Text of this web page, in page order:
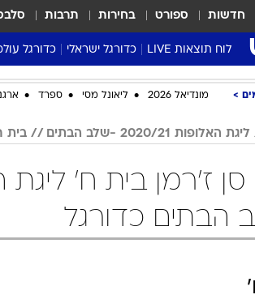
חדשות ספורט בחירות תרבות
לוח תוצאות LIVE כדורגל ישראלי
ליגת העל Winner
גביע המדינה
שגרירים
ליגה לאומית
כדורגל
ליגה אנגלית
ליגה
ליגה
מונדיאל 2026 ליאונל מסי ספרד
ליגת האלופות 2020/21 -שלב הבתים בית
הבתים כדורגל